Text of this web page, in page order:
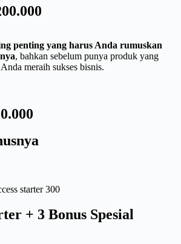
penting yang harus Anda rumuskan
, bahkan sebelum punya produk yang
meraih sukses bisnis.
+ 3 Bonus Spesial